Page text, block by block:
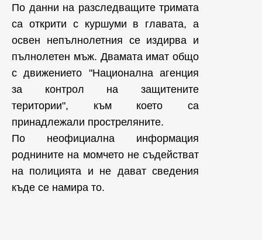
По данни на разследващите тримата
са открити с куршуми в главата, а
освен непълнолетния се издирва и
пълнолетен мъж. Двамата имат общо
с движението "Национална агенция
за контрол на защитените
територии", към което са
принадлежали простреляните.
По неофициална информация
роднините на момчето не съдействат
на полицията и не дават сведения
къде се намира то.